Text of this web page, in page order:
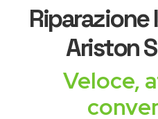
Riparazione
Ariston
Veloce,